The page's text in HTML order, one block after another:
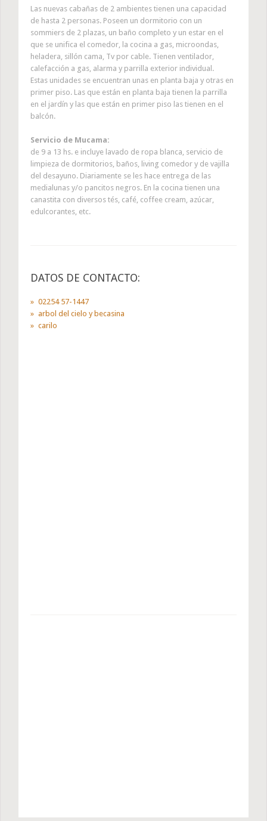
Las nuevas cabañas de 2 ambientes tienen una capacidad
de hasta 2 personas. Poseen un dormitorio con un
sommiers de 2 plazas, un baño completo y un estar en el
que se unifica el comedor, la cocina a gas, microondas,
heladera, sillón cama, Tv por cable. Tienen ventilador,
calefacción a gas, alarma y parrilla exterior individual.
Estas unidades se encuentran unas en planta baja y otras en
primer piso. Las que están en planta baja tienen la parrilla
en el jardín y las que están en primer piso las tienen en el
balcón.
Servicio de Mucama:
de 9 a 13 hs. e incluye lavado de ropa blanca, servicio de
limpieza de dormitorios, baños, living comedor y de vajilla
del desayuno. Diariamente se les hace entrega de las
medialunas y/o pancitos negros. En la cocina tienen una
canastita con diversos tés, café, coffee cream, azúcar,
edulcorantes, etc.
DATOS DE CONTACTO:
02254 57-1447
arbol del cielo y becasina
carilo